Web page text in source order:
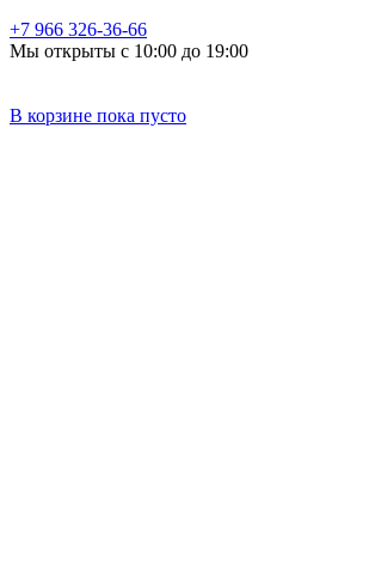
+7 966 326-36-66
Мы открыты с 10:00 до 19:00
В корзине пока пусто